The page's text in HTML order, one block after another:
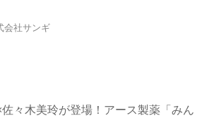
会社サンギ
々木美玲が登場！アース製薬「みん